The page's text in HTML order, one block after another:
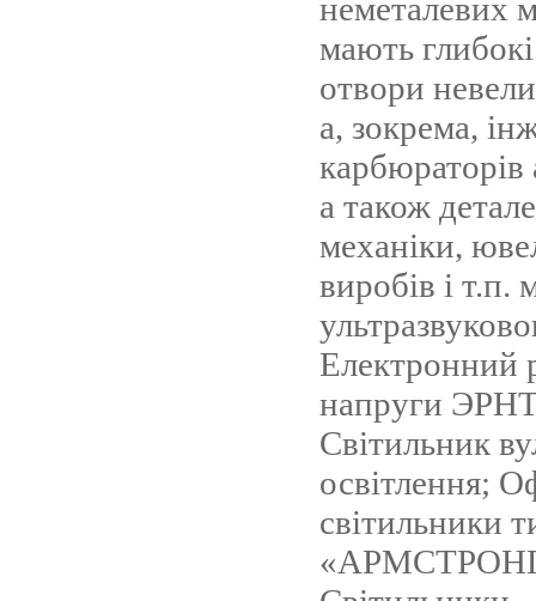
неметалевих
мають глибокі
отвори
а, зокрема,
карбюраторів
а також
механіки,
виробів і т.п.
Електронний
напруги
Cвітильник
освітлення;
світильники